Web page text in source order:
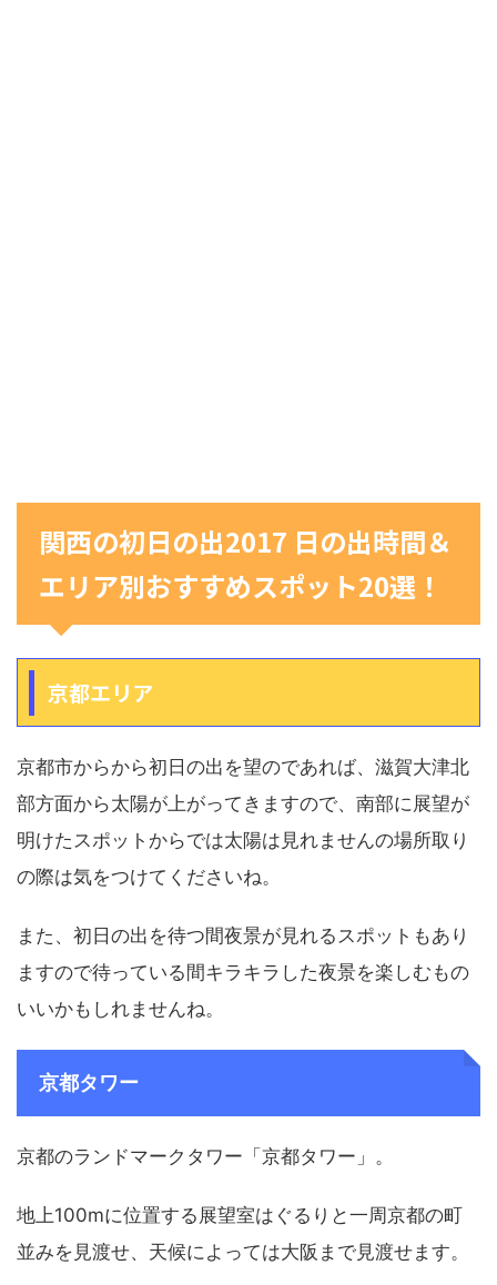
関西の初日の出2017 日の出時間＆
エリア別おすすめスポット20選！
京都エリア
京都市からから初日の出を望のであれば、滋賀大津北
部方面から太陽が上がってきますので、南部に展望が
明けたスポットからでは太陽は見れませんの場所取り
の際は気をつけてくださいね。
また、初日の出を待つ間夜景が見れるスポットもあり
ますので待っている間キラキラした夜景を楽しむもの
いいかもしれませんね。
京都タワー
京都のランドマークタワー「京都タワー」。
地上100mに位置する展望室はぐるりと一周京都の町
並みを見渡せ、天候によっては大阪まで見渡せます。